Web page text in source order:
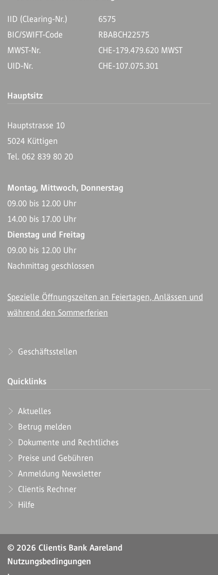
IID (Clearing-Nr.)
6575
BIC/SWIFT-Code
RBABCH22575
MWST-Nr.
CHE-179.479.620 MWST
UID-Nr.
CHE-107.075.301
Hauptsitz
Hauptstrasse 10
5024 Küttigen
Tel. 062 839 80 20
Montag, Mittwoch, Donnerstag
09.00 bis 12.00 Uhr
14.00 bis 17.00 Uhr
Dienstag und Freitag
09.00 bis 12.00 Uhr
Nachmittag geschlossen
Spezielle Öffnungszeiten an Feiertagen, Anlässen und
während den Sommerferien
Geschäftsstellen
Quicklinks
Aktuelles
Betrug melden
Dokumente und Rechtliches
Preise und Gebühren
Anmeldung Newsletter
Clientis Rechner
Hilfe
© 2026 Clientis Bank Aareland
Nutzungsbedingungen